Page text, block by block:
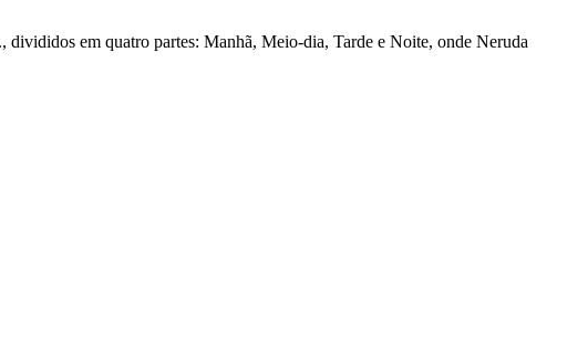
em quatro partes: Manhã, Meio-dia, Tarde e Noite, onde Neruda